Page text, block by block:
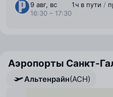
9 авг, вс
16:30 – 17:30
1 ⁠ч в пути /
Аэропорты Санкт-
Альтенрайн(ACH)